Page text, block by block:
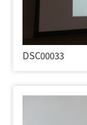
DSC00033